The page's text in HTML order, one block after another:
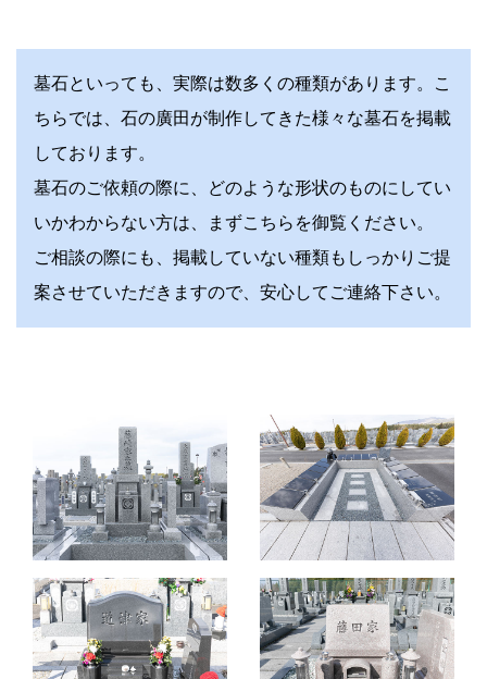
墓石といっても、実際は数多くの種類があります。こ
ちらでは、石の廣田が制作してきた様々な墓石を掲載
しております。
墓石のご依頼の際に、どのような形状のものにしてい
いかわからない方は、まずこちらを御覧ください。
ご相談の際にも、掲載していない種類もしっかりご提
案させていただきますので、安心してご連絡下さい。